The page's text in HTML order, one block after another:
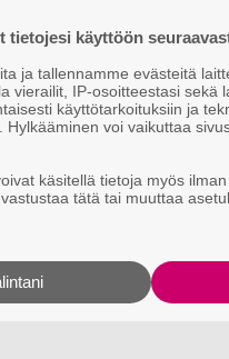
uutta toivoa:
samanhenkinen
kuin aikanaan kävi
enempää.”
jottei
Epe’sin
tulisi enää yhtään
tietojesi käyttöön
ja tallennamme evästeitä
vierailit, IP-osoitteestasi sekä
käyttötarkoituksiin ja
Hylkääminen voi vaikuttaa
käsitellä tietoja myös
tätä tai muuttaa